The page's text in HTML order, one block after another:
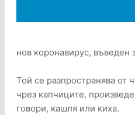
нов коронавирус, въведен
Той се разпространява от
чрез капчиците,
говори, кашля или киха.